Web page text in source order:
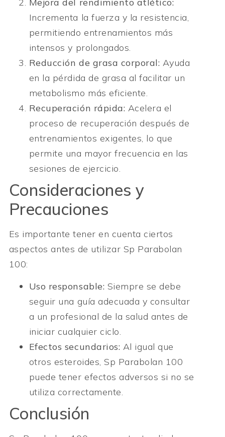
Incrementa la fuerza y la resistencia,
permitiendo entrenamientos más
intensos y prolongados.
Reducción de grasa corporal: Ayuda
en la pérdida de grasa al facilitar un
metabolismo más eficiente.
Recuperación rápida: Acelera el
proceso de recuperación después de
entrenamientos exigentes, lo que
permite una mayor frecuencia en las
sesiones de ejercicio.
Consideraciones y
Precauciones
Es importante tener en cuenta ciertos
aspectos antes de utilizar Sp Parabolan
100:
Uso responsable: Siempre se debe
seguir una guía adecuada y consultar
a un profesional de la salud antes de
iniciar cualquier ciclo.
Efectos secundarios: Al igual que
otros esteroides, Sp Parabolan 100
puede tener efectos adversos si no se
utiliza correctamente.
Conclusión